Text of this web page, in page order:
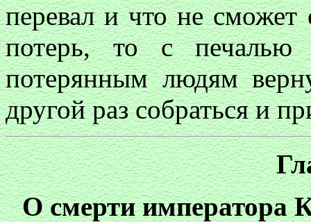
перевал и что не
потерь, то с
потерянным людям
другой раз собраться и
О смерти императора